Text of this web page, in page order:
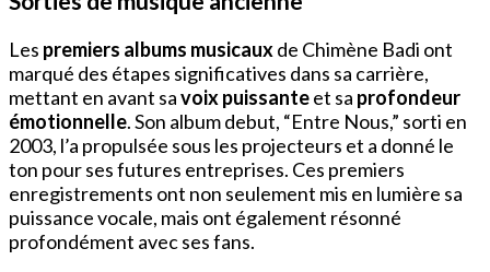
Les premiers albums musicauxde Chimène Badi ont
marqué des étapes significatives dans sa carrière,
mettant en avant savoix puissanteet sa profondeur
émotionnelle. Son album debut, “Entre Nous,” sorti en
2003, l’a propulsée sous les projecteurs et a donné le
ton pour ses futures entreprises. Ces premiers
enregistrements ont non seulement mis en lumière sa
puissance vocale, mais ont également résonné
profondément avec ses fans.